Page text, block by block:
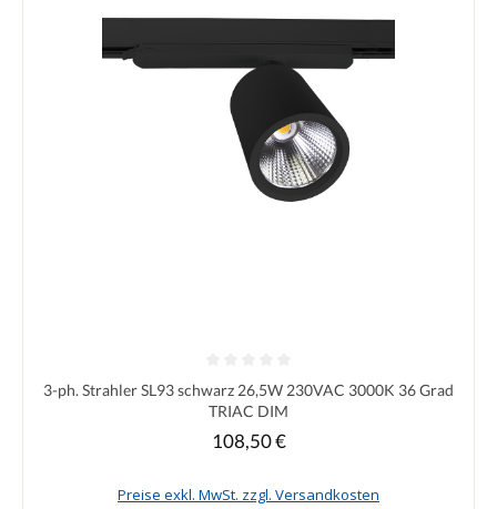
Durchschnittliche Bewertung von 0 von 5 Sternen
3-ph. Strahler SL93 schwarz 26,5W 230VAC 3000K 36 Grad
TRIAC DIM
Regulärer Preis:
108,50 €
Preise exkl. MwSt. zzgl. Versandkosten